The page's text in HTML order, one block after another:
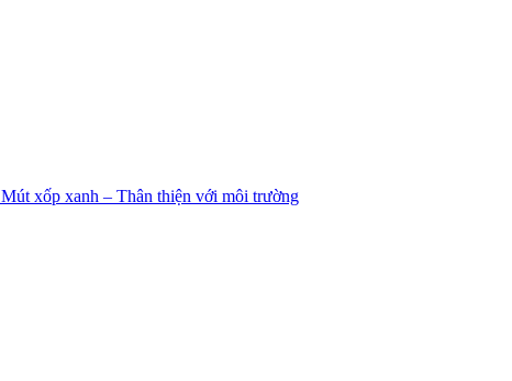
xốp xanh – Thân thiện với môi trường